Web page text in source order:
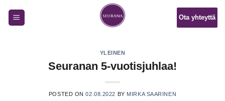
Ota yhteyttä
YLEINEN
Seuranan 5-vuotisjuhlaa!
POSTED ON02.08.2022 BY MIRKA SAARINEN